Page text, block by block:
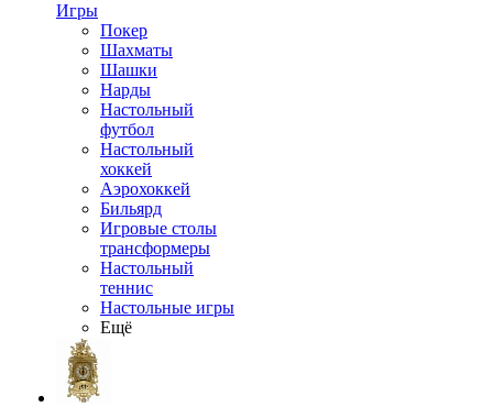
Игры
Покер
Шахматы
Шашки
Нарды
Настольный
футбол
Настольный
хоккей
Аэрохоккей
Бильярд
Игровые столы
трансформеры
Настольный
теннис
Настольные игры
Ещё